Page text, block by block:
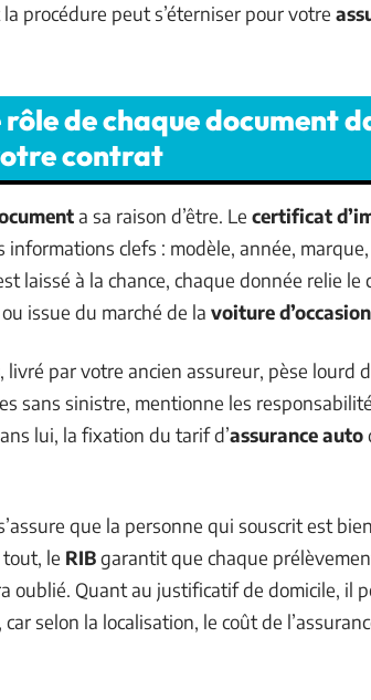
procédure peut s’éterniser pour votre
de chaque document
contrat
a sa raison d’être. Le certificat
clefs : modèle, année,
laissé à la chance, chaque donnée relie
issue du marché de la voiture d’occasion
, livré par votre ancien assureur, pèse lourd
sans sinistre, mentionne les
lui, la fixation du tarif d’assurance auto
que la personne qui souscrit est
le RIBgarantit que chaque
oublié. Quant au justificatif de domicile, il
selon la localisation, le coût de